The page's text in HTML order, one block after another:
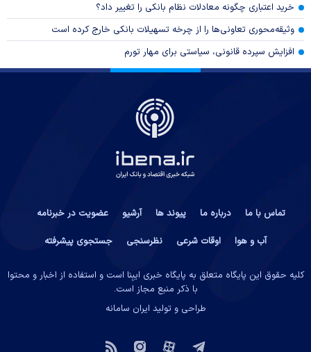
خرید اعتباری چگونه معادلات نظام بانکی را تغییر داد؟
وثیقه‌محوری تعاونی‌ها را از چرخه تسهیلات بانکی خارج کرده است
افزایش سپرده قانونی، سیاستی برای مهار تورم
تماس با ما درباره ما پیوند ها آرشیو
عضویت در خبرنامه
آب و هوا
اوقات شرعی نظرسنجی جستجوی پیشرفته
کلیه حقوق این پایگاه متعلق به پایگاه خبری ایبِنا است و استفاده از اخبار و محتوا
با ذکر منبع مجاز است.
طراحی و تولید ایران سامانه